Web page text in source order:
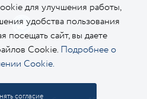
для улучшения работы,
удобства пользования
сайт, вы даете
Cookie. Подробнее о
Cookie.
согласие